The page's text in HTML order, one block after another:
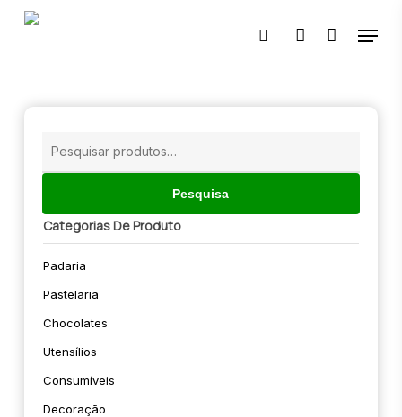
Skip
🔍
pesquisaraccount
Menu
Pesquisa
Categorias De Produto
Padaria
Pastelaria
Chocolates
Utensílios
Consumíveis
Decoração